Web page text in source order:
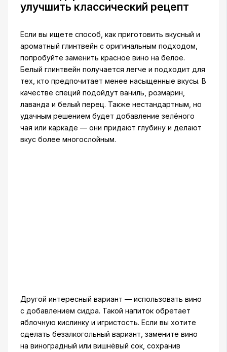
улучшить классический рецепт
Если вы ищете способ, как приготовить вкусный и
ароматный глинтвейн с оригинальным подходом,
попробуйте заменить красное вино на белое.
Белый глинтвейн получается легче и подходит для
тех, кто предпочитает менее насыщенные вкусы. В
качестве специй подойдут ваниль, розмарин,
лаванда и белый перец. Также нестандартным, но
удачным решением будет добавление зелёного
чая или каркаде — они придают глубину и делают
вкус более многослойным.
Другой интересный вариант — использовать вино
с добавлением сидра. Такой напиток обретает
яблочную кислинку и игристость. Если вы хотите
сделать безалкогольный вариант, замените вино
на виноградный или вишнёвый сок, сохранив